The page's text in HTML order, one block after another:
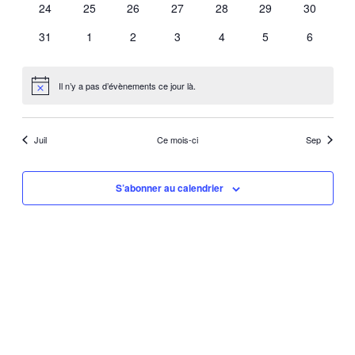
0
24
0
25
0
26
0
27
0
28
0
29
0
30
0
31
01
0
2
0
3
0
4
0
5
0
6
Notice Il n’y a pas d’évènements ce jour là.
Juil Ce mois-ci Sep
S’abonner au calendrier